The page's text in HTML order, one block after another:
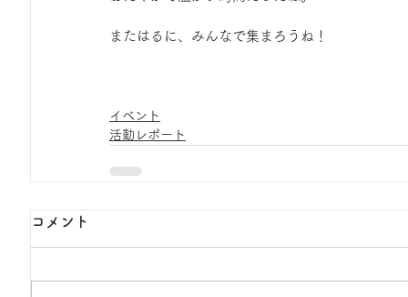
またはるに、みんなで集まろうね！
イベント
活動レポート
コメント